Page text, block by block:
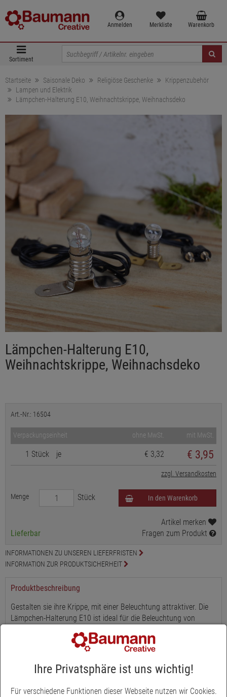
Anmelden Merkliste Warenkorb
Sortiment
Startseite Saisonale Deko Religiöse Geschenke
Krippenzubehör
Lampen und Elektrik
Lämpchen-Halterung E10, Weihnachtskrippe, Weihnachsdeko
Lämpchen-Halterung E10,
Weihnachtskrippe, Weihnachsdeko
Art.-Nr.: 16504
Verpackungseinheit ohne MwSt. mit MwSt.
1 Stück je € 3,32 € 3,95
zzgl. Versandkosten
Menge Stück In den Warenkorb
Lieferbar
Artikel merken
Fragen zum Produkt
INFORMATIONEN ZU UNSEREN LIEFERFRISTEN
INFORMATION ZUR PRODUKTSICHERHEIT
Produktbeschreibung
Gestalten sie ihre Krippe, mit einer Beleuchtung attraktiver. Die
Lämpchen-Halterung E10 ist ideal für die Beleuchtung von
Ihre Privatsphäre ist uns wichtig!
Für verschiedene Funktionen dieser Webseite nutzen wir Cookies.